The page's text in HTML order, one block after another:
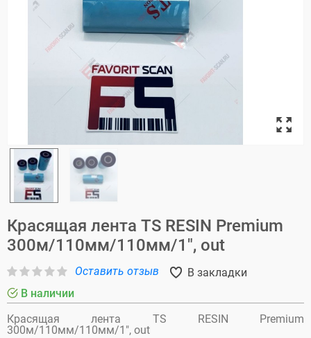
Красящая лента TS RESIN Premium
300м/110мм/110мм/1", out
Оставить отзыв
В закладки
В наличии
Красящая лента TS RESIN Premium
300м/110мм/110мм/1", out